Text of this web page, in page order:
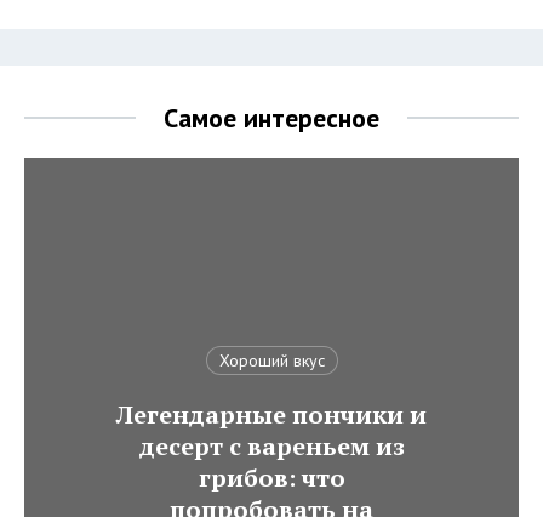
Самое интересное
Хороший вкус
Легендарные пончики и
десерт с вареньем из
грибов: что
попробовать на